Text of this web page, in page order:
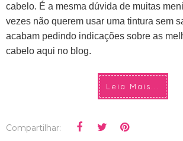
cabelo. É a mesma dúvida de muitas
vezes não querem usar uma tintura sem
acabam pedindo indicações sobre as
cabelo aqui no blog.
Leia Mais...
Compartilhar: